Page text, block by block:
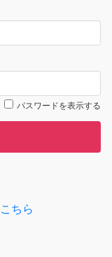
パスワードを表示する
こちら